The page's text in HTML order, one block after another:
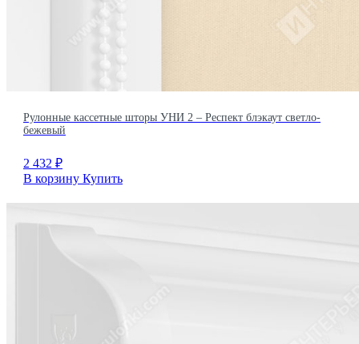
Рулонные кассетные шторы УНИ 2 – Респект блэкаут светло-
бежевый
2 432 ₽
В корзину Купить